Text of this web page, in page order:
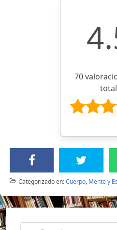
70
total
Categorizado en:Cuerpo, Mente y